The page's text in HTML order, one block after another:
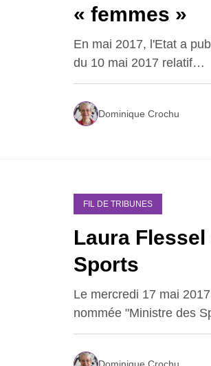
« femmes »
En mai 2017, l'Etat a
du 10 mai 2017 relatif…
Dominique Crochu
FIL DE TRIBUNES
Laura
Sports
Le mercredi 17 mai
nommée "Ministre des